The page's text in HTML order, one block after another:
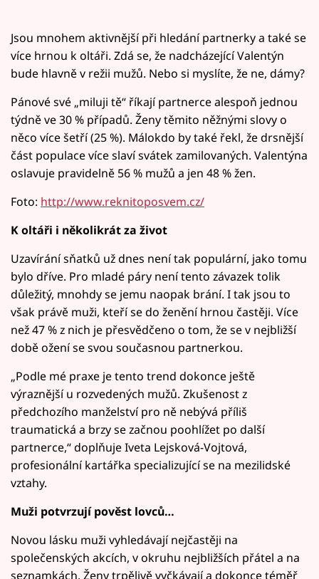
Jsou mnohem aktivnější při hledání partnerky a také se
více hrnou k oltáři. Zdá se, že nadcházející Valentýn
bude hlavně v režii mužů. Nebo si myslíte, že ne, dámy?
Pánové své „miluji tě“ říkají partnerce alespoň jednou
týdně ve 30 % případů. Ženy těmito něžnými slovy o
něco více šetří (25 %). Málokdo by také řekl, že drsnější
část populace více slaví svátek zamilovaných. Valentýna
oslavuje pravidelně 56 % mužů a jen 48 % žen.
Foto: http://www.reknitoposvem.cz/
K oltáři i několikrát za život
Uzavírání sňatků už dnes není tak populární, jako tomu
bylo dříve. Pro mladé páry není tento závazek tolik
důležitý, mnohdy se jemu naopak brání. I tak jsou to
však právě muži, kteří se do ženění hrnou častěji. Více
než 47 % z nich je přesvědčeno o tom, že se v nejbližší
době ožení se svou současnou partnerkou.
„Podle mé praxe je tento trend dokonce ještě
výraznější u rozvedených mužů. Zkušenost z
předchozího manželství pro ně nebývá příliš
traumatická a brzy se začnou poohlížet po další
partnerce,“ doplňuje Iveta Lejsková-Vojtová,
profesionální kartářka specializující se na mezilidské
vztahy.
Muži potvrzují pověst lovců…
Novou lásku muži vyhledávají nejčastěji na
společenských akcích, v okruhu nejbližších přátel a na
seznamkách. Ženy trpělivě vyčkávají a dokonce téměř